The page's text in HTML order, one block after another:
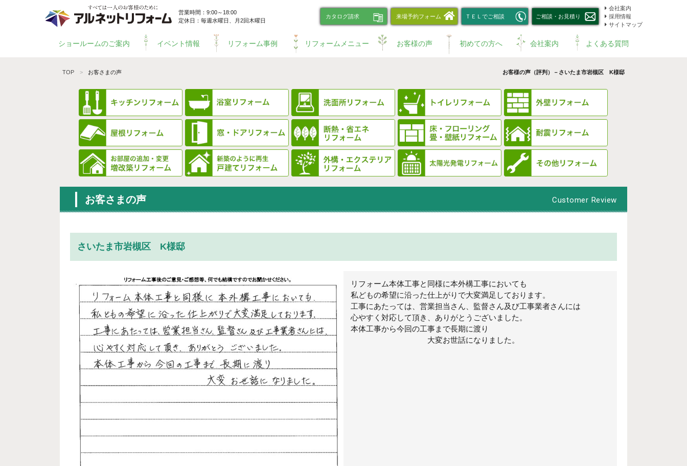
営業時間：9:00～18:00
定休日：毎週水曜日、
月2回木曜日
カタログ請求 来場予約フォーム ＴＥＬでご相談 ご相談・お見積り
会社案内
採用情報
サイトマップ
ショールームのご案内 イベント情報 リフォーム事例 リフォームメニュー お客様の声 初めての方へ 会社案内 よくある質問
お客様の声（評判）－さいたま市岩槻区 K様邸
TOP お客さまの声
お客さまの声 Customer Review
さいたま市岩槻区 K様邸
リフォーム本体工事と同様に本外構工事においても
私どもの希望に沿った仕上がりで大変満足しております。
工事にあたっては、営業担当さん、監督さん及び工事業者さんには
心やすく対応して頂き、ありがとうございました。
本体工事から今回の工事まで長期に渡り
大変お世話になりました。